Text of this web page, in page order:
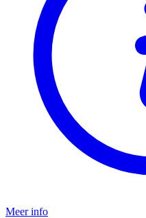
Meer info